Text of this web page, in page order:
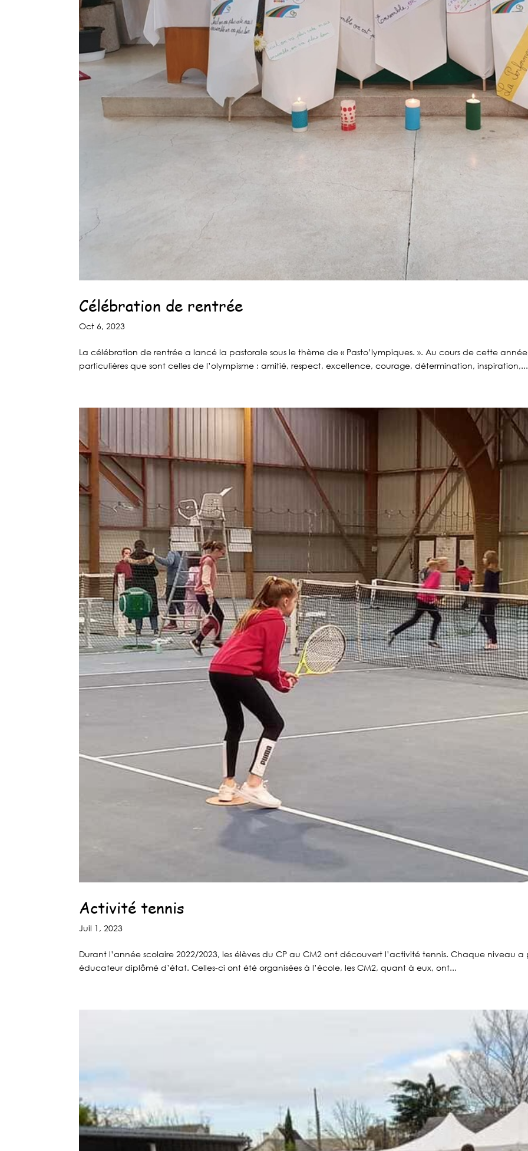
Célébration de rentrée
Oct 6, 2023
La célébration de rentrée a lancé la pastorale sous le thème de « Pasto’lympiques. ». Au cours de cette
particulières que sont celles de l’olympisme : amitié, respect, excellence, courage, détermination, inspiration,...
Activité tennis
Juil 1, 2023
Durant l’année scolaire 2022/2023, les élèves du CP au CM2 ont découvert l’activité tennis. Chaque niveau
éducateur diplômé d’état. Celles-ci ont été organisées à l’école, les CM2, quant à eux, ont...